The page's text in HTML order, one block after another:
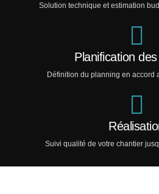
Solution technique et estimation
Planification
Définition du planning en accord
Suivi qualité de votre chantier